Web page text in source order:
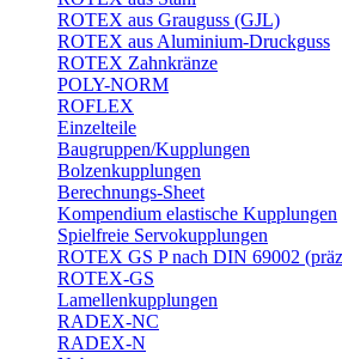
ROTEX aus Grauguss (GJL)
ROTEX aus Aluminium-Druckguss
ROTEX Zahnkränze
POLY-NORM
ROFLEX
Einzelteile
Baugruppen/Kupplungen
Bolzenkupplungen
Berechnungs-Sheet
Kompendium elastische Kupplungen
Spielfreie Servokupplungen
ROTEX GS P nach DIN 69002
ROTEX-GS
Lamellenkupplungen
RADEX-NC
RADEX-N